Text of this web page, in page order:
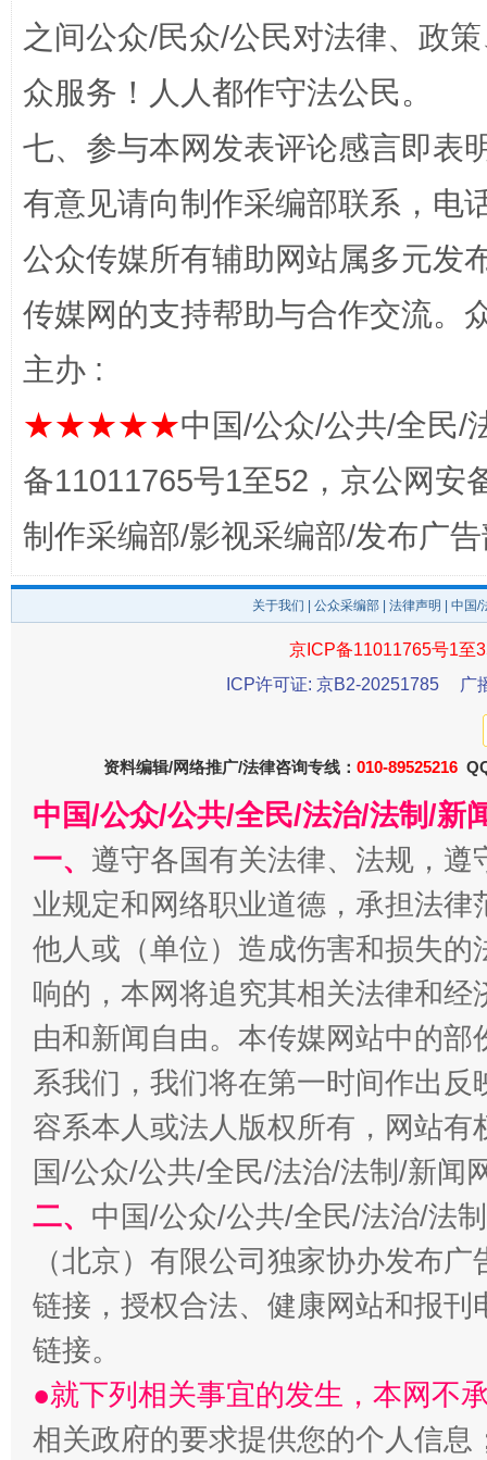
一批国家标准开始实施
“
事关残疾人未来5年
规模最大的光氢储一体化项目 走
之间公众/民众/公民对法律、政
众服务！人人都作守法公民。
七、参与本网发表评论感言即表
有意见请向制作采编部联系，电
公众传媒所有辅助网站属多元发
传媒网的支持帮助与合作交流。
主办 :
★★★★★中国/公众/公共/全民/
备11011765号1至52，京公网安
制作采编部/影视采编部/发布广
关于我们 公众采编部 法律声明 | 中国
京ICP备11011765号1至
ICP许可证: 京B2-20251785
广
资料编辑/网络推广/法律咨询专线： 010-89525216
中国/公众/公共/全民/法治/法制/新
一、 遵守各国有关法律、法规，
业规定和网络职业道德，承担法
他人或（单位）造成伤害和损失
响的，本网将追究其相关法律和
由和新闻自由。本传媒网站中的
系我们，我们将在第一时间作出
容系本人或法人版权所有，网站
国/公众/公共/全民/法治/法制/新闻
二、 中国/公众/公共/全民/法治/法
（北京）有限公司独家协办发布
链接，授权合法、健康网站和报
链接。
●就下列相关事宜的发生，本网不
相关政府的要求提供您的个人信息